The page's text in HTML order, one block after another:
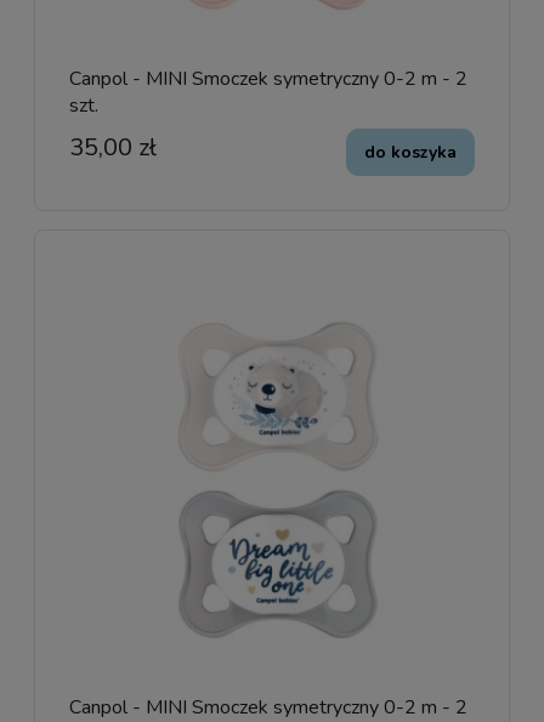
Canpol - MINI Smoczek symetryczny 0-2 m - 2
szt.
35,00 zł do koszyka
Canpol - MINI Smoczek symetryczny 0-2 m - 2